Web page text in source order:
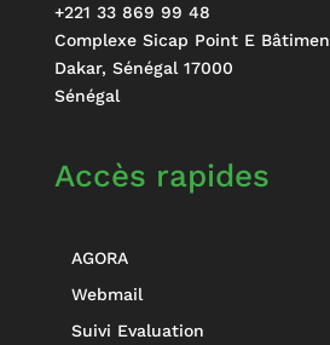
+221 33 869 99 48
Complexe Sicap Point E
Dakar, Sénégal 17000
Sénégal
Accès rapides
AGORA
Webmail
Suivi Evaluation